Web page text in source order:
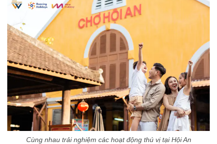
Cùng nhau trải nghiệm các hoạt động thú vị tại Hội An